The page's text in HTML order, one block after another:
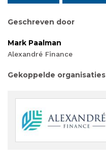
Geschreven door
Mark Paalman
Alexandré Finance
Gekoppelde organisaties